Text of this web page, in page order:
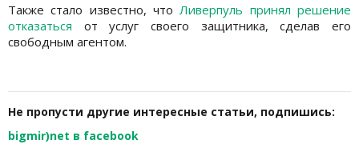
Также стало известно, что Ливерпуль принял решение
отказаться от услуг своего защитника, сделав его
свободным агентом.
Не пропусти другие интересные статьи, подпишись:
bigmir)net в facebook